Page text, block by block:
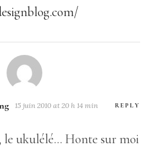
15 juin 2010 at 20 h 14 min REPLY
le ukulélé… Honte sur moi